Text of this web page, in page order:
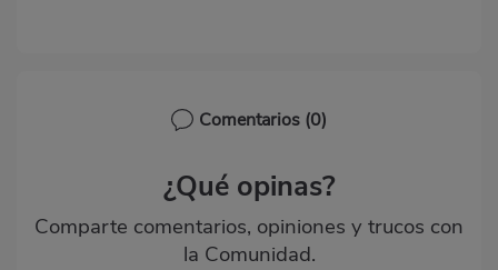
Comentarios (0)
¿Qué opinas?
Comparte comentarios, opiniones y trucos con
la Comunidad.